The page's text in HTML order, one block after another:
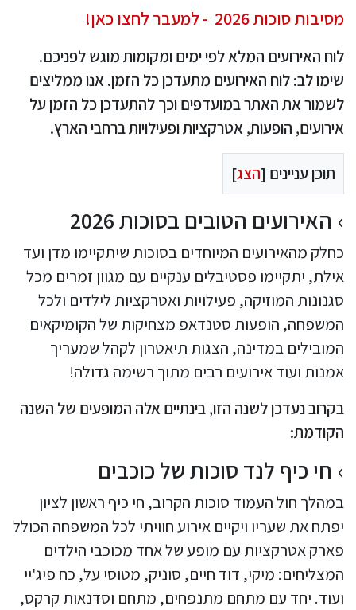
מסיבות סוכות 2026 - למעבר לחצו כאן!
לוח האירועים המלא לפי ימים ומקומות מוגש לפניכם.
שימו לב: לוח האירועים מתעדכן כל הזמן. אנו ממליצים
לשמור את האתר במועדפים וכך להתעדכן כל הזמן על
אירועים, הופעות, אטרקציות ופעילויות ברחבי הארץ.
תוכן עניינים [הצג]
האירועים הטובים בסוכות 2026
כחלק מהאירועים המיוחדים בסוכות שיתקיימו מדן ועד
אילת, יתקיימו פסטיבלים ענקיים עם מגוון זמרים מכל
סגנונות המוזיקה, פעילויות ואטרקציות לילדים ולכל
המשפחה, הופעות סטנדאפ מצחיקות של הקומיקאים
המובילים במדינה, הצגות תיאטרון לקהל שמעריך
אמנות ועוד אירועים רבים מתוך רשימה גדולה!
בקרוב נעדכן לשנה הזו, בינתיים אלה המופעים של השנה
הקודמת:
חי כיף לנד סוכות של כוכבים
במהלך חול העמוד סוכות הקרוב, חי כיף ראשון לציון
יפתח את שעריו ויקיים אירוע חוויתי לכל המשפחה הכולל
פארק אטרקציות עם מופע של אחד מכוכבי הילדים
המצליחים: מיקי, דוד חיים, סוניק, מטוסי על, כח פיג'יי
ועוד. יחד עם מתחם מתנפחים, מתחם וסדנאות קרקס,